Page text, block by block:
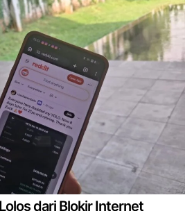
dari Blokir Internet